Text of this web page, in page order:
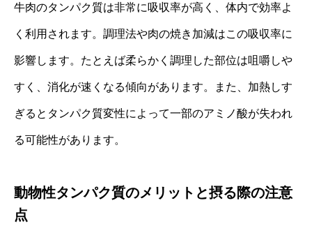
牛肉のタンパク質は非常に吸収率が高く、体内で効率よ
く利用されます。調理法や肉の焼き加減はこの吸収率に
影響します。たとえば柔らかく調理した部位は咀嚼しや
すく、消化が速くなる傾向があります。また、加熱しす
ぎるとタンパク質変性によって一部のアミノ酸が失われ
る可能性があります。
動物性タンパク質のメリットと摂る際の注意
点